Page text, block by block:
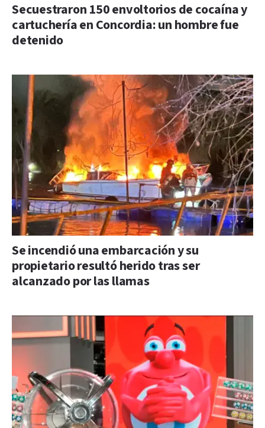
Secuestraron 150 envoltorios de cocaína y
cartuchería en Concordia: un hombre fue
detenido
Se incendió una embarcación y su
propietario resultó herido tras ser
alcanzado por las llamas